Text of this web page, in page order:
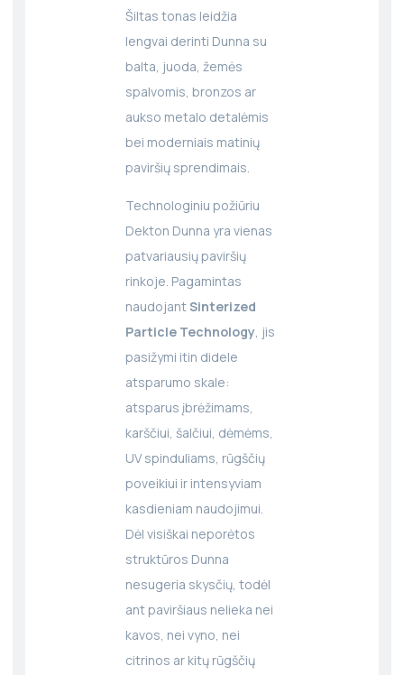
Šiltas tonas leidžia
lengvai derinti Dunna su
balta, juoda, žemės
spalvomis, bronzos ar
aukso metalo detalėmis
bei moderniais matinių
paviršių sprendimais.
Technologiniu požiūriu
Dekton Dunna yra vienas
patvariausių paviršių
rinkoje. Pagamintas
naudojantSinterized
Particle Technology , jis
pasižymi itin didele
atsparumo skale:
atsparus įbrėžimams,
karščiui, šalčiui, dėmėms,
UV spinduliams, rūgščių
poveikiui ir intensyviam
kasdieniam naudojimui.
Dėl visiškai neporėtos
struktūros Dunna
nesugeria skysčių, todėl
ant paviršiaus nelieka nei
kavos, nei vyno, nei
citrinos ar kitų rūgščių